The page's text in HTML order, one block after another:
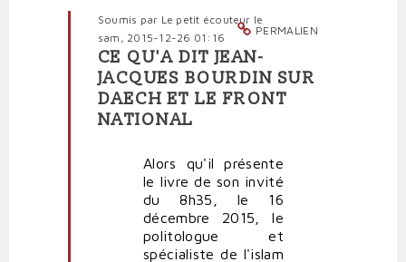
PERMALIEN
Soumis par Le petit écouteur le
sam, 2015-12-26 01:16
En
réponse
à
Le
n'apprécie
CE QU'A DIT JEAN-
JACQUES BOURDIN SUR
DAECH ET LE FRONT
NATIONAL
Alors qu'il présente
le livre de son invité
du 8h35, le 16
décembre 2015, le
politologue et
spécialiste de l'islam